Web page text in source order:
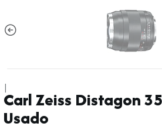
|
Carl Zeiss Distagon
Usado